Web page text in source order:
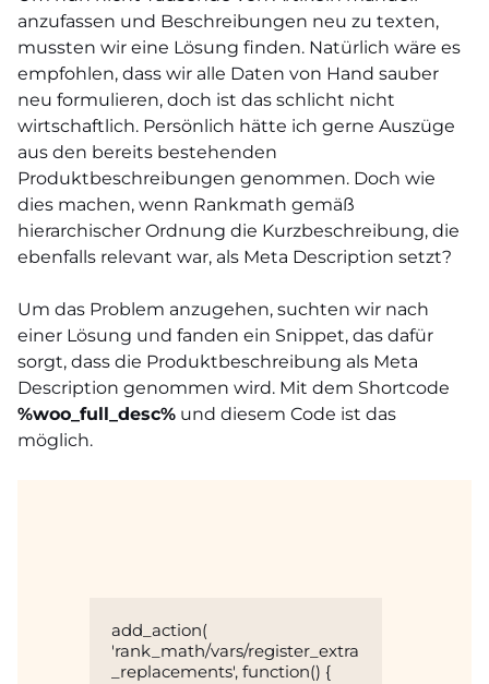
anzufassen und Beschreibungen neu zu texten,
mussten wir eine Lösung finden. Natürlich wäre es
empfohlen, dass wir alle Daten von Hand sauber
neu formulieren, doch ist das schlicht nicht
wirtschaftlich. Persönlich hätte ich gerne Auszüge
aus den bereits bestehenden
Produktbeschreibungen genommen. Doch wie
dies machen, wenn Rankmath gemäß
hierarchischer Ordnung die Kurzbeschreibung, die
ebenfalls relevant war, als Meta Description setzt?
Um das Problem anzugehen, suchten wir nach
einer Lösung und fanden ein Snippet, das dafür
sorgt, dass die Produktbeschreibung als Meta
Description genommen wird. Mit dem Shortcode
%woo_full_desc% und diesem Code ist das
möglich.
add_action(
'rank_math/vars/register_extra
_replacements', function() {